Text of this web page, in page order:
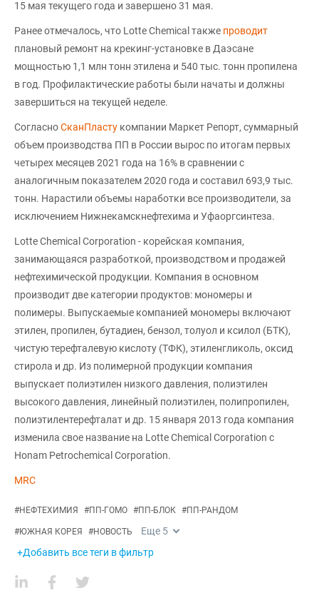
15 мая текущего года и завершено 31 мая.
Ранее отмечалось, что Lotte Chemical также проводит
плановый ремонт на крекинг-установке в Даэсане
мощностью 1,1 млн тонн этилена и 540 тыс. тонн пропилена
в год. Профилактические работы были начаты и должны
завершиться на текущей неделе.
СогласноСканПласту компании Маркет Репорт, суммарный
объем производства ПП в России вырос по итогам первых
четырех месяцев 2021 года на 16% в сравнении с
аналогичным показателем 2020 года и составил 693,9 тыс.
тонн. Нарастили объемы наработки все производители, за
исключением Нижнекамскнефтехима и Уфаоргсинтеза.
Lotte Chemical Corporation - корейская компания,
занимающаяся разработкой, производством и продажей
нефтехимической продукции. Компания в основном
производит две категории продуктов: мономеры и
полимеры. Выпускаемые компанией мономеры включают
этилен, пропилен, бутадиен, бензол, толуол и ксилол (БТК),
чистую терефталевую кислоту (ТФК), этиленгликоль, оксид
стирола и др. Из полимерной продукции компания
выпускает полиэтилен низкого давления, полиэтилен
высокого давления, линейный полиэтилен, полипропилен,
полиэтилентерефталат и др. 15 января 2013 года компания
изменила свое название на Lotte Chemical Corporation с
Honam Petrochemical Corporation.
MRC
#НЕФТЕХИМИЯ #ПП-ГОМО #ПП-БЛОК #ПП-РАНДОМ
#ЮЖНАЯ КОРЕЯ #НОВОСТЬ Еще 5
+Добавить все теги в фильтр